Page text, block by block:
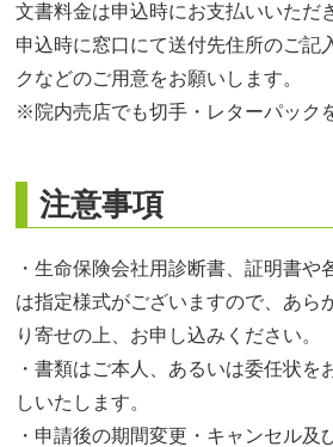
文書料金は申込時にお支払いいただ
申込時に窓口にて送付先住所のご記
クなどのご用意をお願いします。
※院内売店でも切手・レターパック
注意事項
・生命保険会社用診断書、証明書や
は指定様式がございますので、あら
り寄せの上、お申し込みください。
・書類はご本人、あるいは委任状を
しいたします。
・申請後の期間変更・キャンセル及